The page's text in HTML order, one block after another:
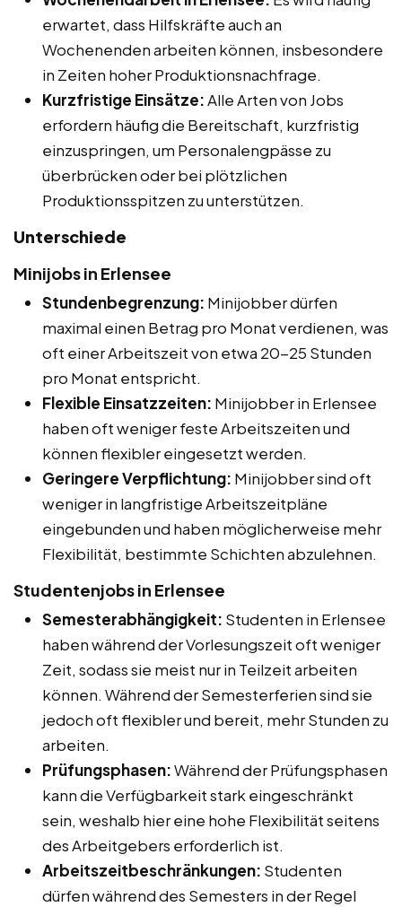
erwartet, dass Hilfskräfte auch an
Wochenenden arbeiten können, insbesondere
in Zeiten hoher Produktionsnachfrage.
Kurzfristige Einsätze:Alle Arten von Jobs
erfordern häufig die Bereitschaft, kurzfristig
einzuspringen, um Personalengpässe zu
überbrücken oder bei plötzlichen
Produktionsspitzen zu unterstützen.
Unterschiede
Minijobs in Erlensee
Stundenbegrenzung: Minijobber dürfen
maximal einen Betrag pro Monat verdienen, was
oft einer Arbeitszeit von etwa 20-25 Stunden
pro Monat entspricht.
Flexible Einsatzzeiten: Minijobber in Erlensee
haben oft weniger feste Arbeitszeiten und
können flexibler eingesetzt werden.
Geringere Verpflichtung: Minijobber sind oft
weniger in langfristige Arbeitszeitpläne
eingebunden und haben möglicherweise mehr
Flexibilität, bestimmte Schichten abzulehnen.
Studentenjobs in Erlensee
Semesterabhängigkeit: Studenten in Erlensee
haben während der Vorlesungszeit oft weniger
Zeit, sodass sie meist nur in Teilzeit arbeiten
können. Während der Semesterferien sind sie
jedoch oft flexibler und bereit, mehr Stunden zu
arbeiten.
Prüfungsphasen:Während der Prüfungsphasen
kann die Verfügbarkeit stark eingeschränkt
sein, weshalb hier eine hohe Flexibilität seitens
des Arbeitgebers erforderlich ist.
Arbeitszeitbeschränkungen: Studenten
dürfen während des Semesters in der Regel